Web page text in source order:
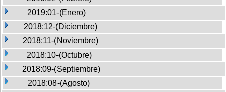
2019:01-(Enero)
2018:12-(Diciembre)
2018:11-(Noviembre)
2018:10-(Octubre)
2018:09-(Septiembre)
2018:08-(Agosto)